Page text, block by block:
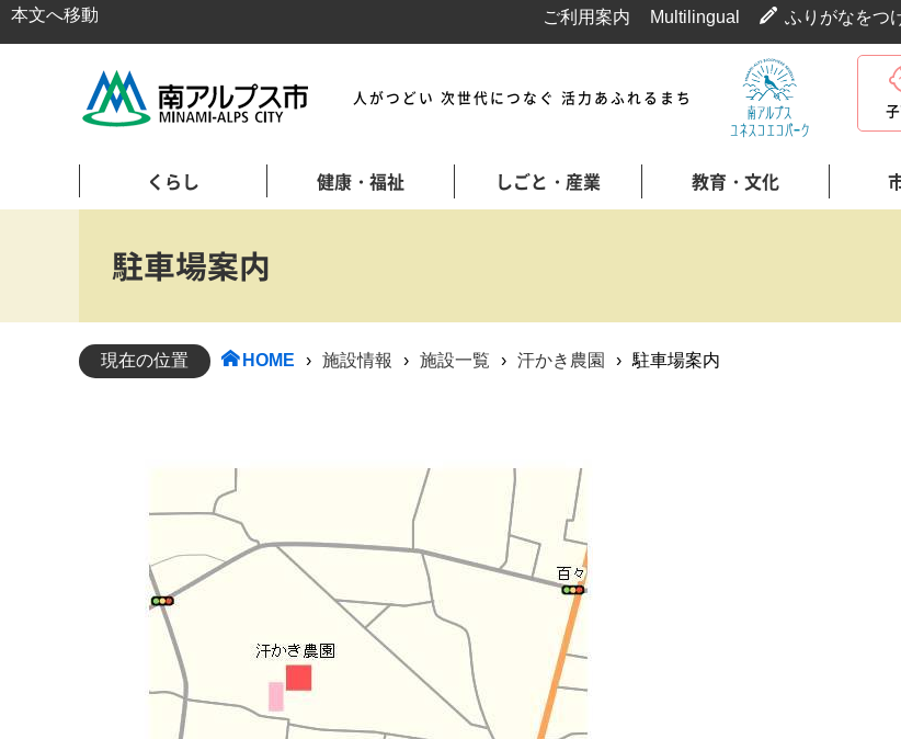
本文へ移動 ご利用案内 Multilingual ふりがなをつ
人がつどい 次世代につなぐ 活力あふれるまち
くらし 健康・福祉 しごと・産業 教育・文化
駐車場案内
現在の位置 HOME › 施設情報 › 施設一覧 › 汗かき農園 › 駐車場案内